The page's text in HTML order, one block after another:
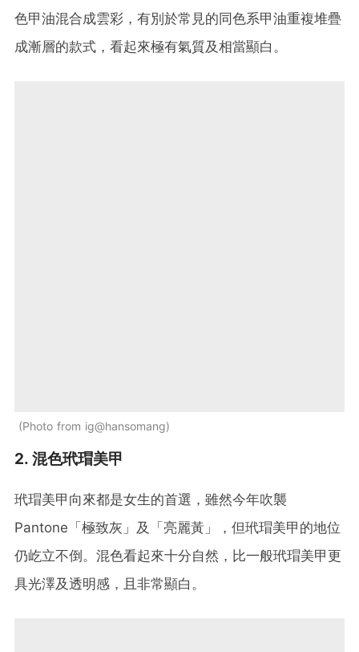
色甲油混合成雲彩，有別於常見的同色系甲油重複堆疊
成漸層的款式，看起來極有氣質及相當顯白。
Photo from ig@hansomang
2. 混色玳瑁美甲
玳瑁美甲向來都是女生的首選，雖然今年吹襲
Pantone「極致灰」及「亮麗黃」，但玳瑁美甲的地位
仍屹立不倒。混色看起來十分自然，比一般玳瑁美甲更
具光澤及透明感，且非常顯白。